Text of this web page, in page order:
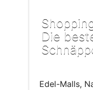
Die
Edel-Malls,